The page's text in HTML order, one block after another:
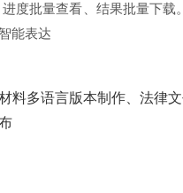
度批量查看、结果批量下载
智能表达
料多语言版本制作、法律